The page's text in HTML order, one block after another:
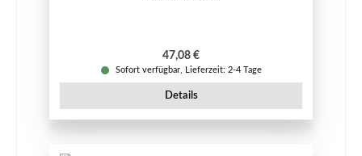
Regulärer Preis:
47,08 €
Sofort verfügbar, Lieferzeit: 2-4 Tage
Details